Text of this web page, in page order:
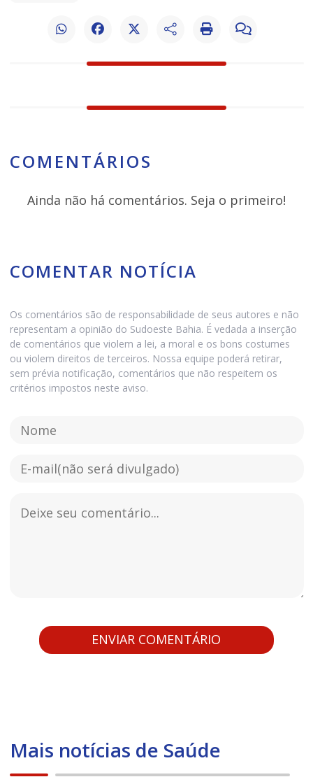
COMENTÁRIOS
Ainda não há comentários. Seja o primeiro!
COMENTAR NOTÍCIA
Os comentários são de responsabilidade de seus autores e não
representam a opinião do Sudoeste Bahia. É vedada a inserção
de comentários que violem a lei, a moral e os bons costumes
ou violem direitos de terceiros. Nossa equipe poderá retirar,
sem prévia notificação, comentários que não respeitem os
critérios impostos neste aviso.
Mais notícias de Saúde